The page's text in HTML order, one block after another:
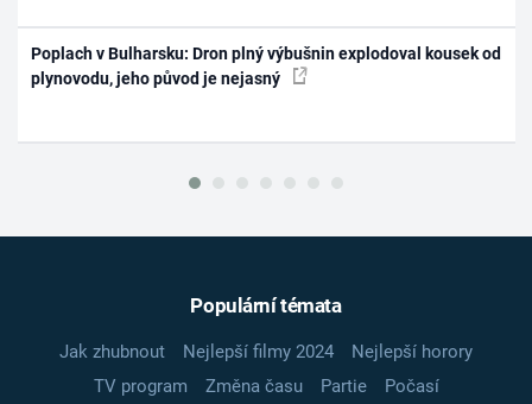
Poplach v Bulharsku: Dron plný výbušnin explodoval kousek od
plynovodu, jeho původ je nejasný
Populární témata
Jak zhubnout Nejlepší filmy 2024
Nejlepší horory
TV program
Změna času Partie
Počasí